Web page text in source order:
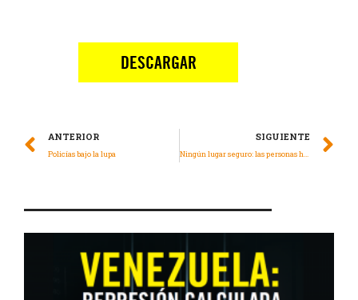
ANTERIOR
Policías bajo la lupa
SIGUIENTE
Ningún lugar seguro: las personas haitianas en movimiento necesitan protección internacional